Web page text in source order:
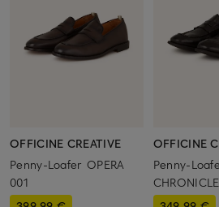
OFFICINE CREATIVE
Penny-Loafer OPERA
001
OFFICINE
Penny-